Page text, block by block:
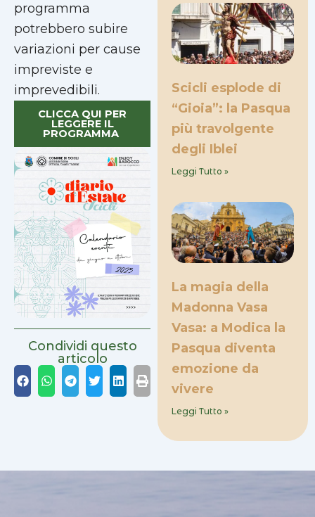
programma
potrebbero subire
variazioni per cause
impreviste e
imprevedibili.
CLICCA QUI PER
LEGGERE IL
PROGRAMMA
Condividi questo
articolo
Scicli esplode di
“Gioia”: la Pasqua
più travolgente
degli Iblei
Leggi Tutto »
La magia della
Madonna Vasa
Vasa: a Modica la
Pasqua diventa
emozione da
vivere
Leggi Tutto »